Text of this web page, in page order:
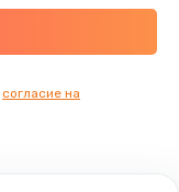
согласие на